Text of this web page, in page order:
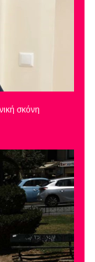
σκόνη